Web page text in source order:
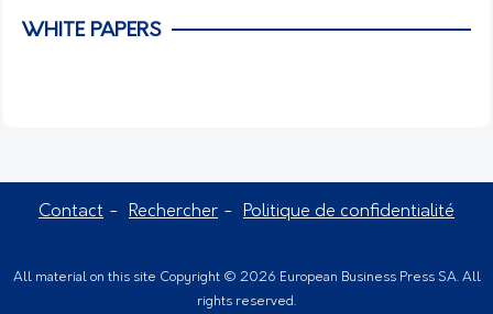
WHITE PAPERS
Contact Rechercher Politique de confidentialité
All material on this site Copyright © 2026 European Business Press SA. All
rights reserved.